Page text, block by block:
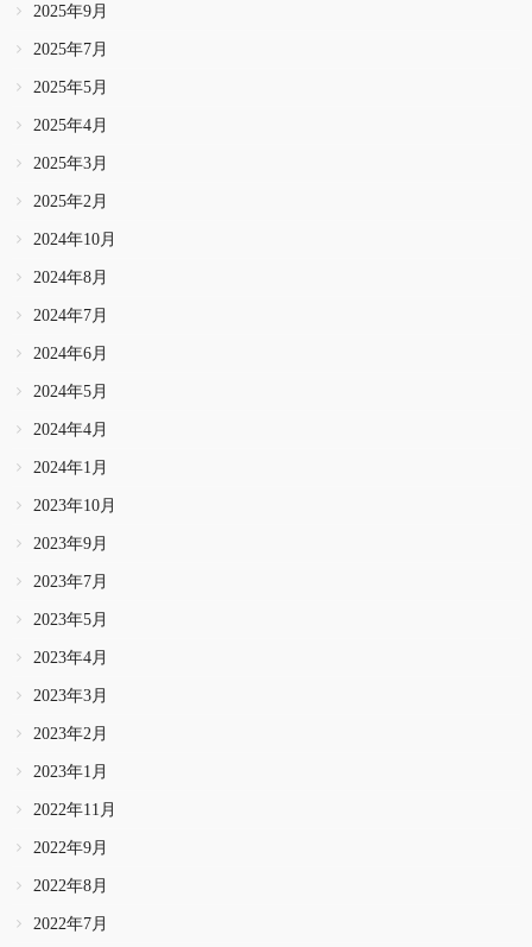
2025年9月
2025年7月
2025年5月
2025年4月
2025年3月
2025年2月
2024年10月
2024年8月
2024年7月
2024年6月
2024年5月
2024年4月
2024年1月
2023年10月
2023年9月
2023年7月
2023年5月
2023年4月
2023年3月
2023年2月
2023年1月
2022年11月
2022年9月
2022年8月
2022年7月